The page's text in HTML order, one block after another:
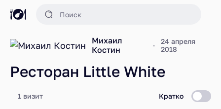
Михаил
Костин
24 апреля
2018
Ресторан Little White
1 визит Кратко